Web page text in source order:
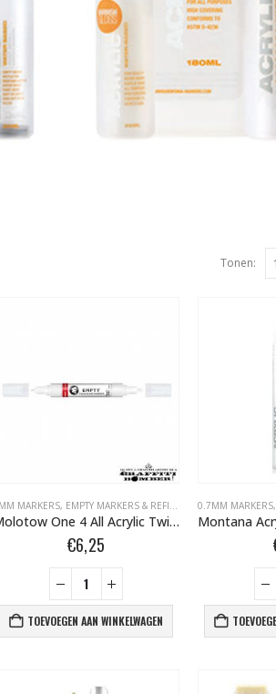
Tonen:
BOMBER.NL,MARKERS (SETS, KLEUR, EMPTY),MARKERS
,LOSSE TIPS,LOSSE TIPS BOMBER.NL
MARKERS, EMPTY MARKERS & REFILLS LEGE MARKERS +
Molotow One 4 All Acrylic Twin empty Marker 1,5 – 4 mm TI509060
€6,25
TOEVOEGEN AAN WINKELWAGEN
0.7MM MARKERS,